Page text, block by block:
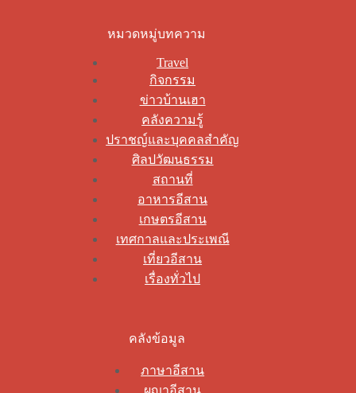
หมวดหมู่บทความ
Travel
กิจกรรม
ข่าวบ้านเฮา
คลังความรู้
ปราชญ์และบุคคลสำคัญ
ศิลปวัฒนธรรม
สถานที่
อาหารอีสาน
เกษตรอีสาน
เทศกาลและประเพณี
เที่ยวอีสาน
เรื่องทั่วไป
คลังข้อมูล
ภาษาอีสาน